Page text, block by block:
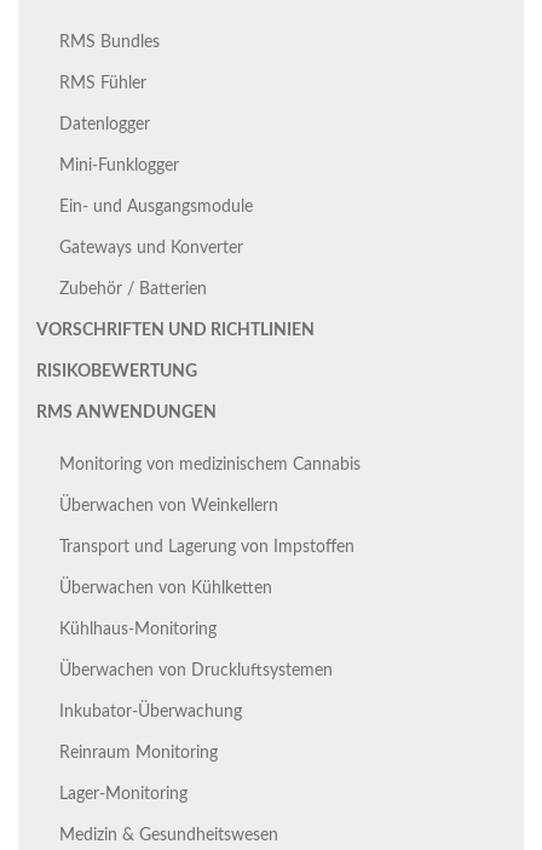
RMS Bundles
RMS Fühler
Datenlogger
Mini-Funklogger
Ein- und Ausgangsmodule
Gateways und Konverter
Zubehör / Batterien
VORSCHRIFTEN UND RICHTLINIEN
RISIKOBEWERTUNG
RMS ANWENDUNGEN
Monitoring von medizinischem Cannabis
Überwachen von Weinkellern
Transport und Lagerung von Impstoffen
Überwachen von Kühlketten
Kühlhaus-Monitoring
Überwachen von Druckluftsystemen
Inkubator-Überwachung
Reinraum Monitoring
Lager-Monitoring
Medizin & Gesundheitswesen